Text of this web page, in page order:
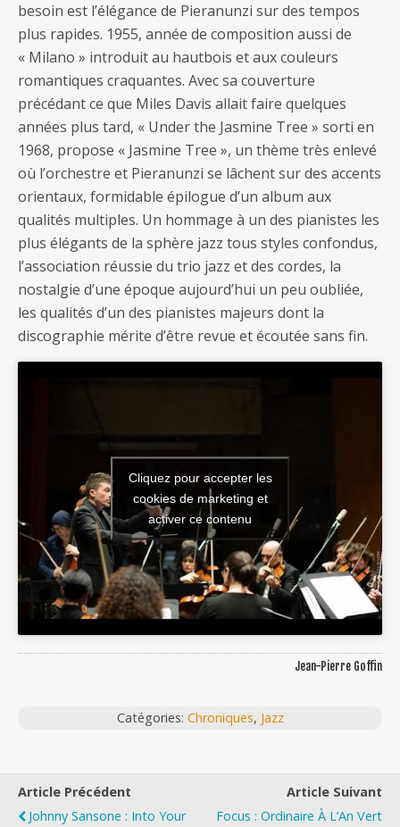
besoin est l’élégance de Pieranunzi sur des tempos
plus rapides. 1955, année de composition aussi de
« Milano » introduit au hautbois et aux couleurs
romantiques craquantes. Avec sa couverture
précédant ce que Miles Davis allait faire quelques
années plus tard, « Under the Jasmine Tree » sorti en
1968, propose « Jasmine Tree », un thème très enlevé
où l’orchestre et Pieranunzi se lâchent sur des accents
orientaux, formidable épilogue d’un album aux
qualités multiples. Un hommage à un des pianistes les
plus élégants de la sphère jazz tous styles confondus,
l’association réussie du trio jazz et des cordes, la
nostalgie d’une époque aujourd’hui un peu oubliée,
les qualités d’un des pianistes majeurs dont la
discographie mérite d’être revue et écoutée sans fin.
Cliquez pour accepter les
cookies de marketing et
activer ce contenu
Jean-Pierre Goffin
Catégories: Chroniques, Jazz
Article Précédent
Johnny Sansone : Into Your
Article Suivant
Focus : Ordinaire À L’An Vert